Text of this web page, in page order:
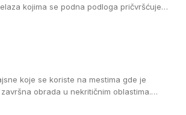
kojima se podna podloga pričvršćuje
koje se koriste na mestima gde je
obrada u nekritičnim oblastima.